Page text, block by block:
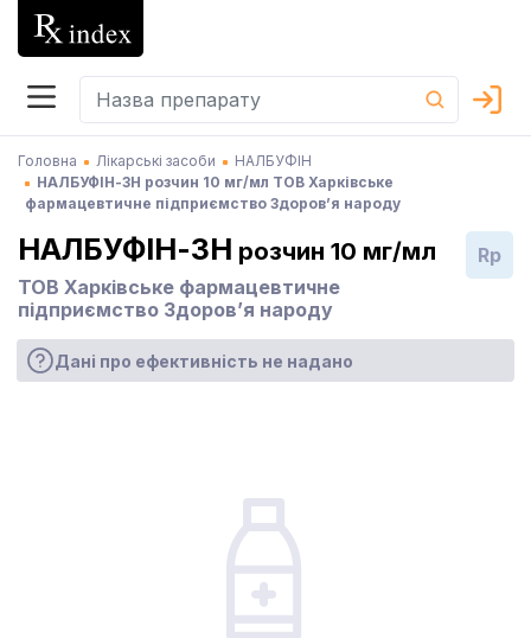
Головна Лікарські засоби
НАЛБУФІН
НАЛБУФІН-ЗН розчин 10 мг/мл ТОВ Харківське
фармацевтичне підприємство Здоров’я народу
НАЛБУФІН-ЗН розчин 10 мг/мл
ТОВ Харківське фармацевтичне
підприємство Здоров’я народу
Rp
Дані про ефективність не надано